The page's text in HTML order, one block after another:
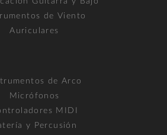
de Viento
Auriculares
de Arco
Micrófonos
MIDI
y Percusión